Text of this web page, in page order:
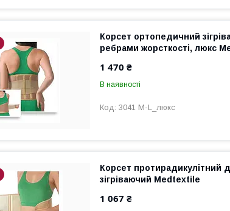
Корсет ортопедичний
ребрами жорсткості, люкс
1 470 ₴
В наявності
3041 M-L_люкс
Корсет протирадикулітний
зігріваючий Medtextile
1 067 ₴